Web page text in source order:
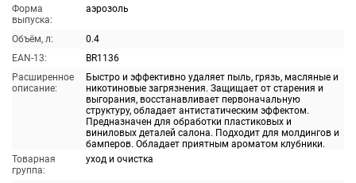
Форма
выпуска:
аэрозоль
Объём, л:
0.4
EAN-13:
BR1136
Расширенное
описание:
Быстро и эффективно удаляет пыль, грязь, масляные и
никотиновые загрязнения. Защищает от старения и
выгорания, восстанавливает первоначальную
структуру, обладает антистатическим эффектом.
Предназначен для обработки пластиковых и
виниловых деталей салона. Подходит для молдингов и
бамперов. Обладает приятным ароматом клубники.
Товарная
группа:
уход и очистка